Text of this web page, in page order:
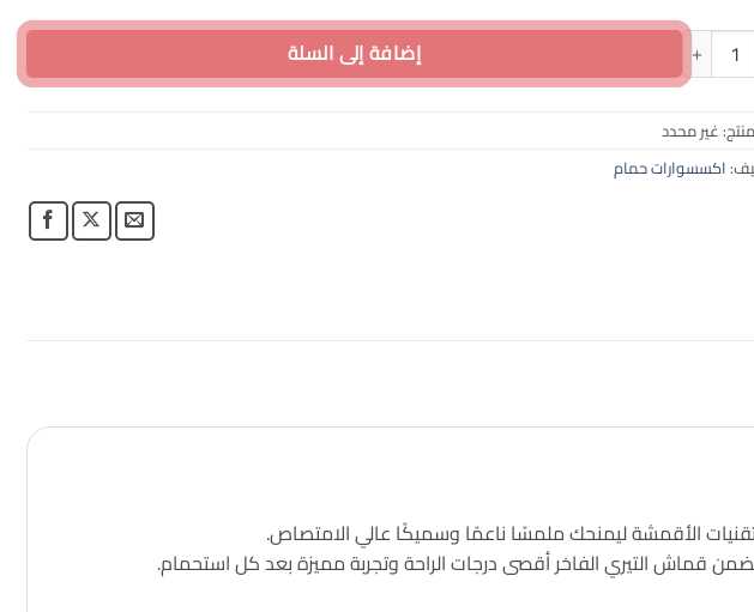
استحمام ناعم بغطاء رأس كريستال 100% قطن جميع المقاسات إضافة إلى السلة
غير محدد
اكسسوارات حمام
قماش التيري الفاخر أقصى درجات الراحة وتجربة مميزة بعد كل استحمام.